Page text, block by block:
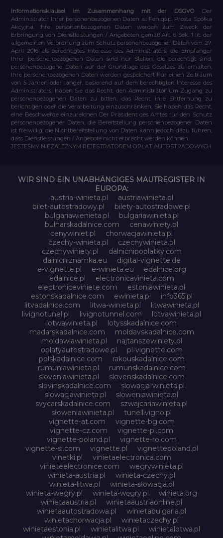
Informationsklausel im Zusammenhang mit der DSGVO
Der
Administrator Ihrer personenbezogenen Daten ist Feniqs.pl Prosta Spółka
Akcyjna. Ihre personenbezogenen Daten werden zum Zweck der
Erbringung von Dienstleistungen / Angeboten gemäß Art. 6 Sek. 1 lit. der
allgemeinen Verordnung zum Schutz personenbezogener Daten vom 27.
April 2016 als berechtigtes Interesse des Administrators, die Empfänger
Ihrer personenbezogenen Daten sind nur Stellen, die berechtigt sind,
personenbezogene Daten auf der Grundlage des Gesetzes zu erhalten,
Ihre personenbezogenen Daten werden gespeichert Für einen Zeitraum
von 5 Jahren oder länger, basierend auf dem berechtigten Interesse des
Administrators, haben Sie das Recht, den Administrator um Zugang zu
personenbezogenen Daten zu bitten, das Recht, ihre Entfernung zu
berichtigen oder die Verarbeitung einzuschränken, Sie haben das Recht,
eine Beschwerde einzureichen Der Präsident des Amtes für den Schutz
personenbezogener Daten, die Bereitstellung personenbezogener Daten
ist freiwillig, die Nichtbereitstellung von Daten kann jedoch dazu führen,
dass Dienstleistungen / Angebote nicht erbracht werden können.
JESTEŚMY NIEZALEŻNYM REJESTRATOREM OPŁAT AUTOSTRADOWYCH
WIR SIND EIN UNABHÄNGIGES MAUTREGISTER IN
EUROPA:
austria-winieta.pl
austriawinieta.pl
bilet-autostradowy.pl
bilety-autostradowe.pl
bulgariawienieta.pl
bulgariawinieta.pl
bulharskadalnice.com
cenawiniety.pl
cenywiniet.pl
chorwacjawinieta.pl
czechy-winieta.pl
czechywinieta.pl
czechywiniety.pl
dalnicnipoplatky.com
dalnicniznamka.eu
digital-vignette.de
e-vignette.pl
e-winieta.eu
edalnice.org
edalnice.pl
electronicavinieta.com
electroniceviniete.com
estoniawinieta.pl
estonskadalnice.com
ewinieta.pl
info365.pl
litvadalnice.com
litwa-winieta.pl
litwawinieta.pl
livignotunel.pl
livignotunnel.com
lotvawinieta.pl
lotwawinieta.pl
lotysskadalnice.com
madarskadalnice.com
moldavskadalnice.com
moldawiawinieta.pl
najtanszewiniety.pl
oplatyautostradowe.pl
pl-vignette.com
polskadalnice.com
rakouskadalnice.com
rumuniawinieta.pl
rumunskadalnice.com
sloveniawinieta.pl
slovenskadalnice.com
slovinskadalnice.com
slowacja-winieta.pl
slowacjawinieta.pl
sloweniawinieta.pl
svycarskadalnice.com
szwajcariawinieta.pl
słoweniawinieta.pl
tunellivigno.pl
vignette-at.com
vignette-bg.com
vignette-cz.com
vignette-pl.com
vignette-poland.pl
vignette-ro.com
vignette-si.com
vignette.pl
vignettepoland.pl
vinetki.pl
vinietaelectronica.com
vinieteelectronice.com
wegrywinieta.pl
winieta-austria.pl
winieta-czechy.pl
winieta-litwa.pl
winieta-słowacja.pl
winieta-wegry.pl
winieta-węgry.pl
winieta.org
winietaaustria.pl
winietaaustriaonline.pl
winietaautostradowa.pl
winietabulgaria.pl
winietachorwacja.pl
winietaczechy.pl
winietaestonia.pl
winietalitwa.pl
winietalotwa.pl